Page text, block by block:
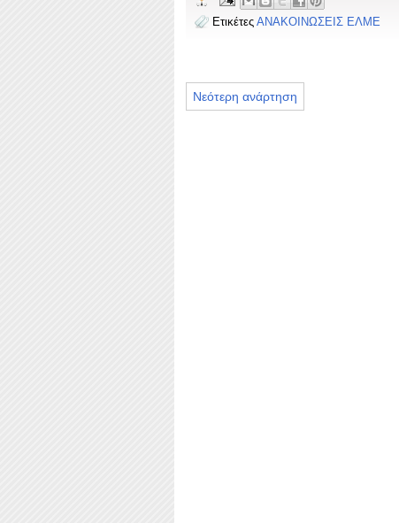
Ετικέτες ΑΝΑΚΟΙΝΩΣΕΙΣ ΕΛΜΕ
Νεότερη ανάρτηση